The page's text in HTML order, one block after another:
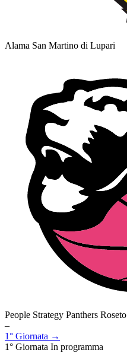
Alama San Martino di Lupari
People Strategy Panthers Roseto
–
1° Giornata →
1° Giornata In programma